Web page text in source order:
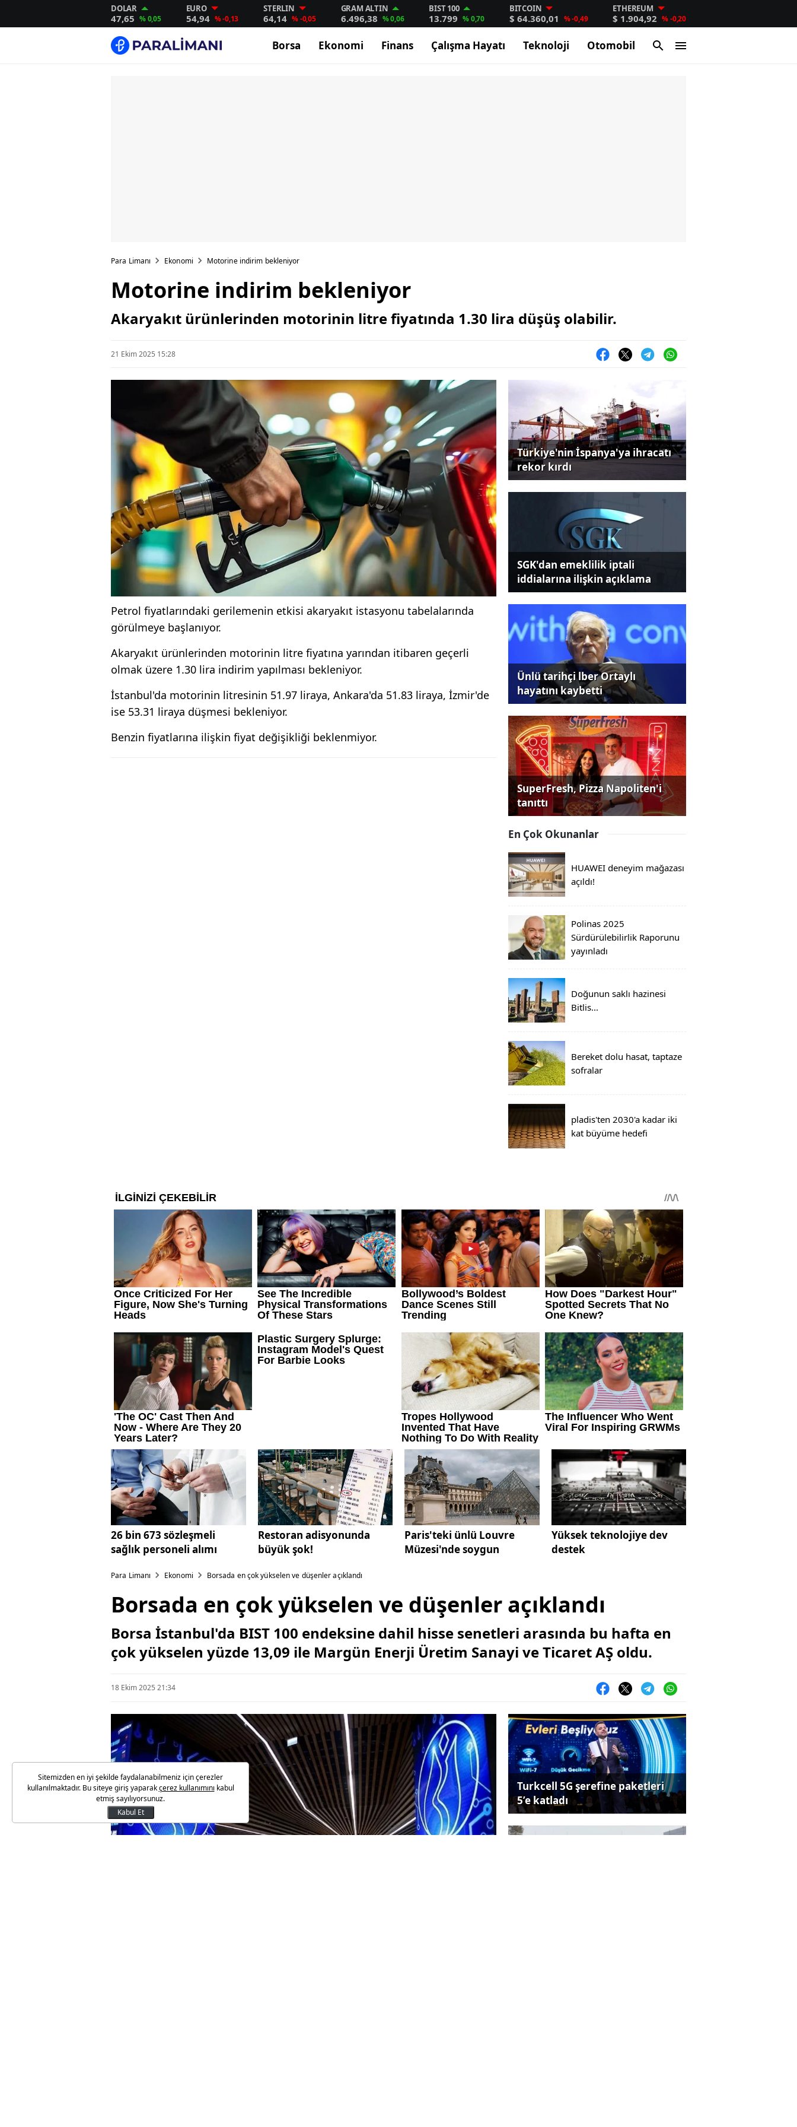
DOLAR
47,65 % 0,05
EURO
54,94 % -0,13
STERLIN
64,14 % -0,05
GRAM ALTIN
6.496,38 % 0,06
BIST 100
13.799 % 0,70
BITCOIN
$ 64.360,01 % -0,49
ETHEREUM
$ 1.904,92 % -0,20
Borsa Ekonomi Finans Çalışma Hayatı Teknoloji Otomobil
Para Limanı Ekonomi Motorine indirim bekleniyor
Motorine indirim bekleniyor
Akaryakıt ürünlerinden motorinin litre fiyatında 1.30 lira düşüş olabilir.
21 Ekim 2025 15:28
Petrol fiyatlarındaki gerilemenin etkisi akaryakıt istasyonu tabelalarında
görülmeye başlanıyor.
Akaryakıt ürünlerinden motorinin litre fiyatına yarından itibaren geçerli
olmak üzere 1.30 lira indirim yapılması bekleniyor.
İstanbul'da motorinin litresinin 51.97 liraya, Ankara'da 51.83 liraya, İzmir'de
ise 53.31 liraya düşmesi bekleniyor.
Benzin fiyatlarına ilişkin fiyat değişikliği beklenmiyor.
Türkiye'nin İspanya'ya ihracatı
rekor kırdı
SGK'dan emeklilik iptali
iddialarına ilişkin açıklama
Ünlü tarihçi lber Ortaylı
hayatını kaybetti
SuperFresh, Pizza Napoliten'i
tanıttı
En Çok Okunanlar
HUAWEI deneyim mağazası
açıldı!
Polinas 2025
Sürdürülebilirlik Raporunu
yayınladı
Doğunun saklı hazinesi
Bitlis...
Bereket dolu hasat, taptaze
sofralar
pladis'ten 2030'a kadar iki
kat büyüme hedefi
26 bin 673 sözleşmeli
sağlık personeli alımı
Restoran adisyonunda
büyük şok!
Paris'teki ünlü Louvre
Müzesi'nde soygun
Yüksek teknolojiye dev
destek
Para Limanı Ekonomi Borsada en çok yükselen ve düşenler açıklandı
Borsada en çok yükselen ve düşenler açıklandı
Borsa İstanbul'da BIST 100 endeksine dahil hisse senetleri arasında bu hafta en
çok yükselen yüzde 13,09 ile Margün Enerji Üretim Sanayi ve Ticaret AŞ oldu.
18 Ekim 2025 21:34
Turkcell 5G şerefine paketleri
5’e katladı
Sitemizden en iyi şekilde faydalanabilmeniz için çerezler
kullanılmaktadır. Bu siteye giriş yaparakçerez kullanımını kabul
etmiş sayılıyorsunuz.
Kabul Et